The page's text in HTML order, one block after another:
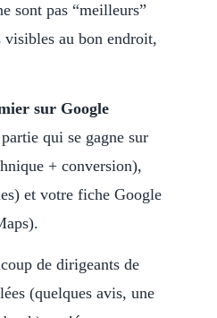
sont pas “meilleurs”
au bon endroit,
sur Google
qui se gagne sur
+ conversion),
et votre fiche Google
de dirigeants de
(quelques avis, une